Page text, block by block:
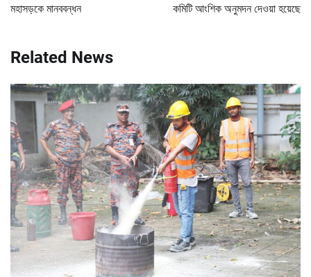
মহাসড়কে মানববন্ধন
কমিটি আংশিক অনুমদন দেওয়া হয়েছে
Related News